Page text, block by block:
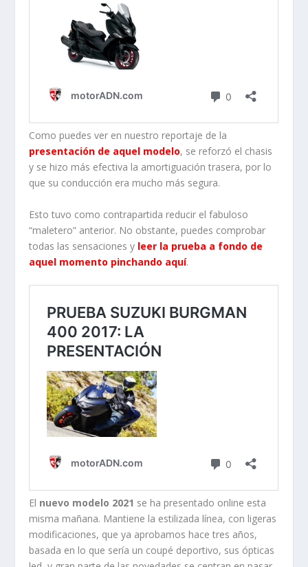
Como puedes ver en nuestro reportaje de la
presentación de aquel modelo, se reforzó el chasis
y se hizo más efectiva la amortiguación trasera, por lo
que su conducción era mucho más segura.
Esto tuvo como contrapartida reducir el fabuloso
“maletero” anterior. No obstante, puedes comprobar
todas las sensaciones y leer la prueba a fondo de
aquel momento pinchando aquí.
El nuevo modelo 2021 se ha presentado online esta
misma mañana. Mantiene la estilizada línea, con ligeras
modificaciones, que ya aprobamos hace tres años,
basada en lo que sería un coupé deportivo, sus ópticas